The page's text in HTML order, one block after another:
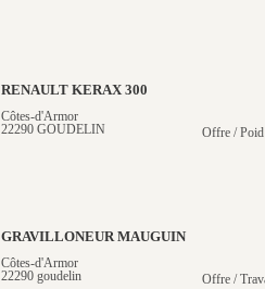
RENAULT KERAX 300
Côtes-d'Armor
22290 GOUDELIN
Offre /
GRAVILLONEUR MAUGUIN
Côtes-d'Armor
22290 goudelin
Offre /